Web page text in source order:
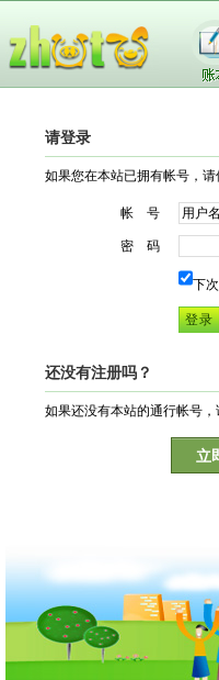
请登录
如果您在本站已拥有帐号，
帐 号
密 码
下
还没有注册吗？
如果还没有本站的通行帐号，
立